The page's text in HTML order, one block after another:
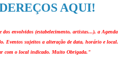
AQUI!
envolvidos (estabelecimento, artistas...), a Agenda
Eventos sujeitos a alteração de data, horário e local.
com o local indicado. Muito Obrigada."